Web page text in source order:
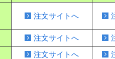
注文サイトへ
注文サイトへ
注文サイトへ